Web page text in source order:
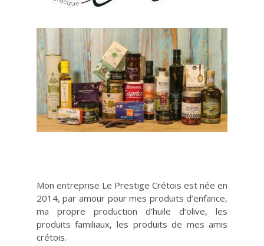
Mon entreprise Le Prestige Crétois est née en
2014, par amour pour mes produits d’enfance,
ma propre production d’huile d’olive, les
produits familiaux, les produits de mes amis
crétois.